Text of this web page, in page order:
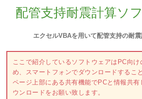
配管支持耐震計算ソ
エクセルVBAを用いて配管支持の耐
ここで紹介しているソフトウェアはPC向
め、スマートフォンでダウンロードするこ
ページ上部にある共有機能でPCと情報共
ウンロードをお願い致します。